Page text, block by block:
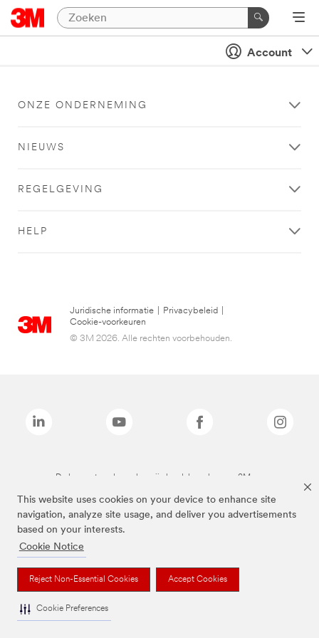
This website uses cookies on your device to enhance site
navigation, analyze site usage, and deliver you advertisements
based on your interests.
Cookie Notice
Reject Non-Essential Cookies Accept Cookies
Cookie Preferences
Account
ONZE ONDERNEMING
NIEUWS
REGELGEVING
HELP
Juridische informatie Privacybeleid
Cookie-voorkeuren
© 3M 2026. Alle rechten voorbehouden.
De bovenstaande merken zijn handelsmerken van 3M.we